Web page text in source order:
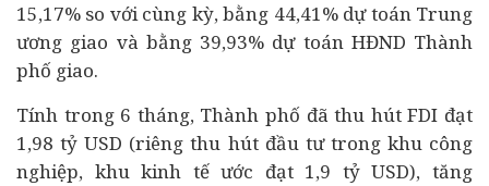
15,17% so với cùng kỳ, bằng 44,41% dự toán Trung
ương giao và bằng 39,93% dự toán HĐND Thành
phố giao.
Tính trong 6 tháng, Thành phố đã thu hút FDI đạt
1,98 tỷ USD (riêng thu hút đầu tư trong khu công
nghiệp, khu kinh tế ước đạt 1,9 tỷ USD), tăng